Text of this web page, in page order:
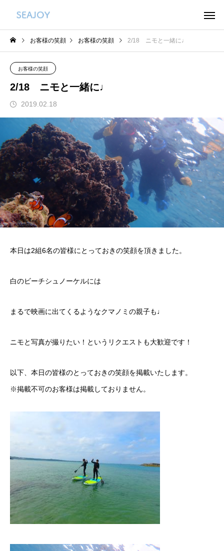
お客様の笑顔 お客様の笑顔 2/18 ニモと一緒に♩
お客様の笑顔
2/18 ニモと一緒に♩
2019.02.18
本日は2組6名の皆様にとっておきの笑顔を頂きました。
白のビーチシュノーケルには
まるで映画に出てくるようなクマノミの親子も♩
ニモと写真が撮りたい！というリクエストも大歓迎です！
以下、本日の皆様のとっておきの笑顔を掲載いたします。
※掲載不可のお客様は掲載しておりません。